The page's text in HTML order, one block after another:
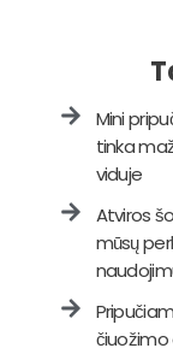
Mini
tinka
viduje
Atviros
mūsų
čiuožimo